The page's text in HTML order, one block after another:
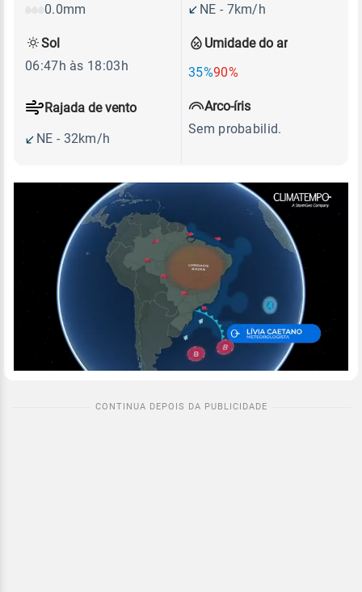
0.0mm
Umidade do ar
35%90%
NE - 7km/h
Rajada de vento
NE - 32km/h
Sol
06:47h às 18:03h
Arco-íris
Sem probabilid.